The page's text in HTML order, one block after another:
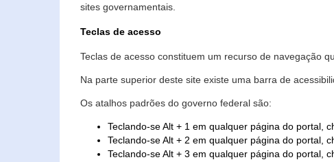
sites governamentais.
Teclas de acesso
Teclas de acesso constituem um recurso de navegação
Na parte superior deste site existe uma barra de
Os atalhos padrões do governo federal são:
Teclando-se Alt + 1 em qualquer página do portal,
Teclando-se Alt + 2 em qualquer página do portal,
Teclando-se Alt + 3 em qualquer página do portal,